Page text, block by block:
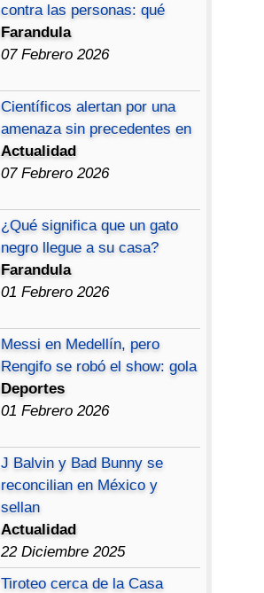
contra las personas: qué
Farandula
07 Febrero 2026
Científicos alertan por una
amenaza sin precedentes en
Actualidad
07 Febrero 2026
¿Qué significa que un gato
negro llegue a su casa?
Farandula
01 Febrero 2026
Messi en Medellín, pero
Rengifo se robó el show: gola
Deportes
01 Febrero 2026
J Balvin y Bad Bunny se
reconcilian en México y
sellan
Actualidad
22 Diciembre 2025
Tiroteo cerca de la Casa